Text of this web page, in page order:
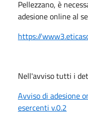
Pellezzano, è
adesione online al
https://
Nell'avviso tutti i
Avviso di adesione
esercenti v.0.2